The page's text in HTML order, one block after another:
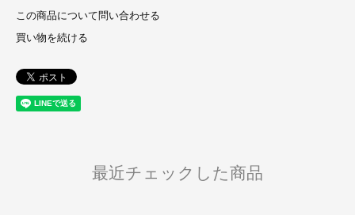
この商品について問い合わせる
買い物を続ける
最近チェックした商品